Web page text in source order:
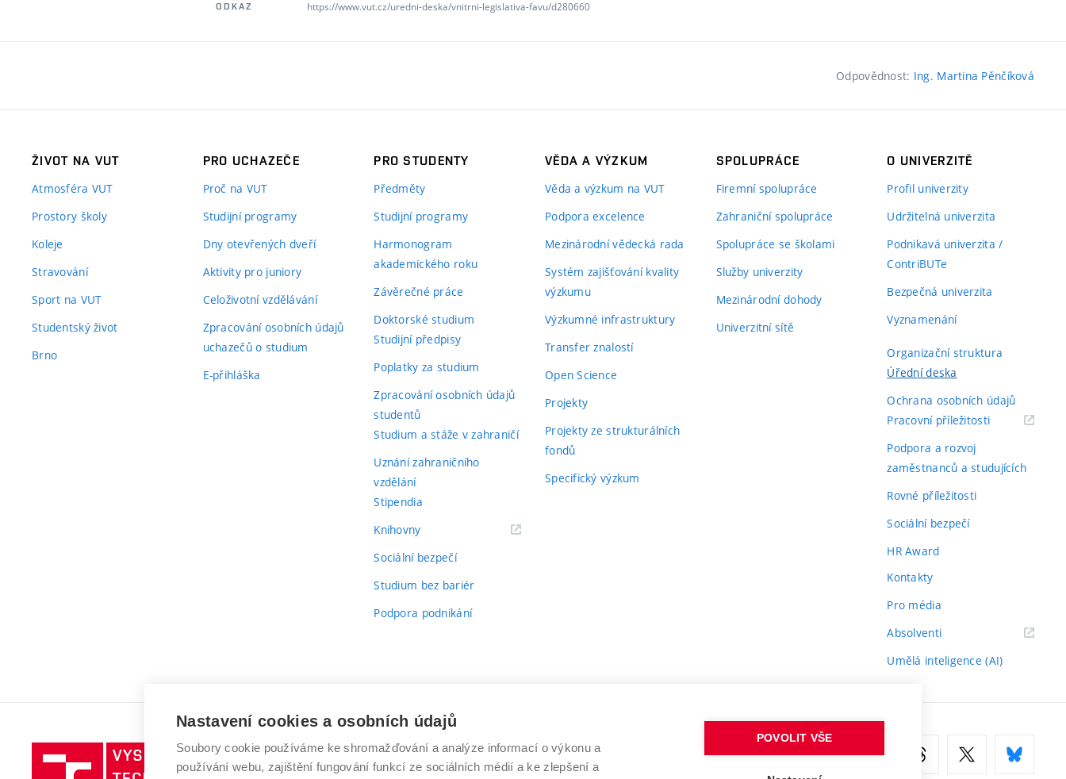
ODKAZ https://www.vut.cz/uredni-deska/vnitrni-legislativa-favu/d280660
Odpovědnost: Ing. Martina Pěnčíková
ŽIVOT NA VUT
Atmosféra VUT
Prostory školy
Koleje
Stravování
Sport na VUT
Studentský život
Brno
PRO UCHAZEČE
Proč na VUT
Studijní programy
Dny otevřených dveří
Aktivity pro juniory
Celoživotní vzdělávání
Zpracování osobních údajů
uchazečů o studium
E-přihláška
PRO STUDENTY
Předměty
Studijní programy
Harmonogram
akademického roku
Závěrečné práce
Doktorské studium
Studijní předpisy
Poplatky za studium
Zpracování osobních údajů
studentů
Studium a stáže v zahraničí
Uznání zahraničního
vzdělání
Stipendia
Knihovny(externí
Sociální bezpečí
Studium bez bariér
Podpora podnikání
VĚDA A VÝZKUM
Věda a výzkum na VUT
Podpora excelence
Mezinárodní vědecká rada
Systém zajišťování kvality
výzkumu
Výzkumné infrastruktury
Transfer znalostí
Open Science
Projekty
Projekty ze strukturálních
fondů
Specifický výzkum
SPOLUPRÁCE
Firemní spolupráce
Zahraniční spolupráce
Spolupráce se školami
Služby univerzity
Mezinárodní dohody
Univerzitní sítě
O UNIVERZITĚ
Profil univerzity
Udržitelná univerzita
Podnikavá univerzita /
ContriBUTe
Bezpečná univerzita
Vyznamenání
Organizační struktura
Úřední deska
Ochrana osobních údajů
Pracovní příležitosti(externí
Podpora a rozvoj
zaměstnanců a studujících
Rovné příležitosti
Sociální bezpečí
HR Award
Kontakty
Pro média
Absolventi(externí
Umělá inteligence (AI)
Vysoké
učení
VYSOKÉ UČENÍ TECHNICKÉ V BRNĚ
Nastavení cookies a osobních údajů
Soubory cookie používáme ke shromažďování a analýze informací o výkonu a
používání webu, zajištění fungování funkcí ze sociálních médií a ke zlepšení a
POVOLIT VŠE